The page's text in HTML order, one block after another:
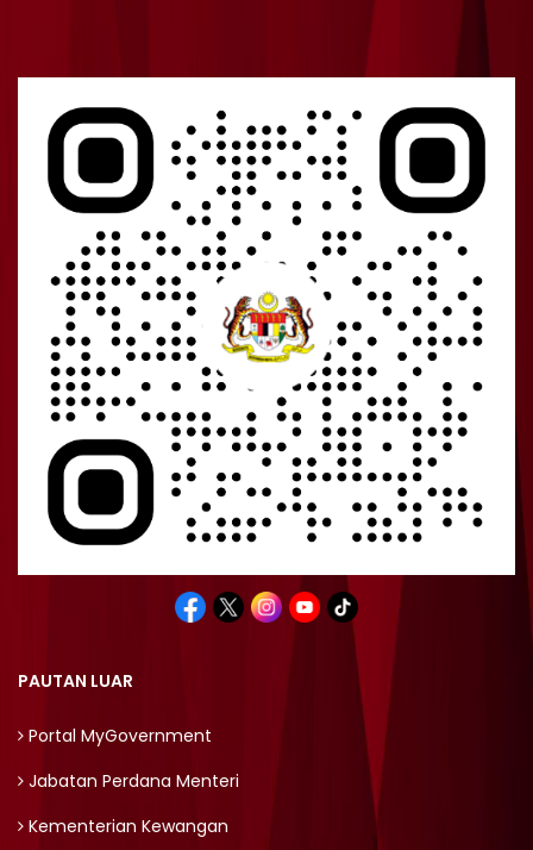
PAUTAN LUAR
Portal MyGovernment
Jabatan Perdana Menteri
Kementerian Kewangan